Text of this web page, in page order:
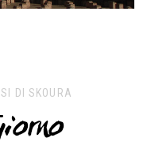
DI SKOURA